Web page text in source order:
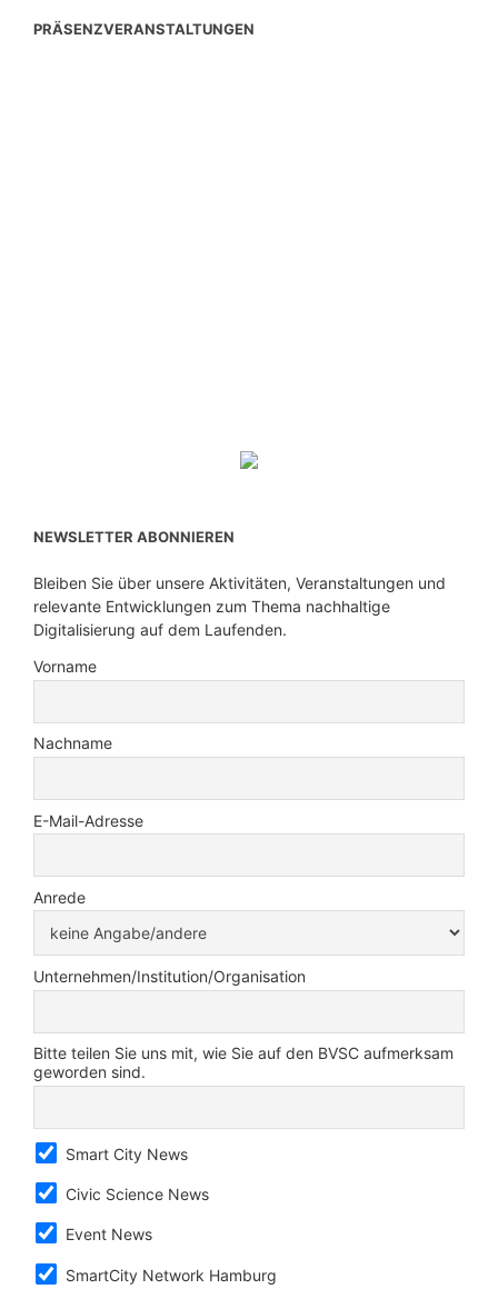
PRÄSENZVERANSTALTUNGEN
NEWSLETTER ABONNIEREN
Bleiben Sie über unsere Aktivitäten, Veranstaltungen und
relevante Entwicklungen zum Thema nachhaltige
Digitalisierung auf dem Laufenden.
Vorname
Nachname
E-Mail-Adresse
Anrede
Unternehmen/Institution/Organisation
Bitte teilen Sie uns mit, wie Sie auf den BVSC aufmerksam
geworden sind.
Smart City News
Civic Science News
Event News
SmartCity Network Hamburg